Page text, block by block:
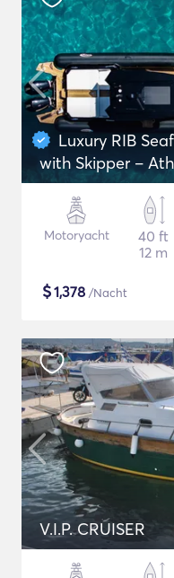
Luxury RIB
with Skipper –
Motoryacht
40 ft
12 m
$1,378 /Nacht
V.I.P. CRUISER